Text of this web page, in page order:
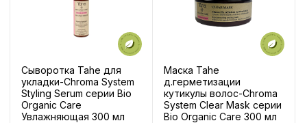
Сыворотка Tahe для
укладки-Chroma System
Styling Serum серии Bio
Organic Care
Увлажняющая 300 мл
Маска Tahe
д.герметизации
кутикулы волос-Chroma
System Clear Mask серии
Bio Organic Care 300 мл